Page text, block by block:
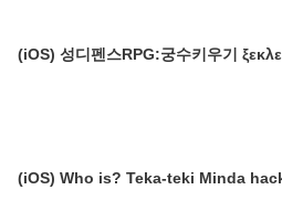
(iOS) 성디펜스RPG:궁수키우기
(iOS) Who is? Teka-teki Minda